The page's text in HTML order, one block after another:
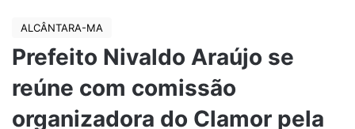
ALCÂNTARA-MA
Prefeito Nivaldo Araújo se
reúne com comissão
organizadora do Clamor pela